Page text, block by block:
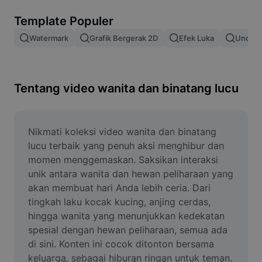
Gabung gambar
Ubah Ukuran Gambar
Pembuat Meme
AI Text Remover
AI People Remover
AI Inpainting
Face Cutout
Template Populer
Watermark Grafik Bergerak 2D Efek Luka Unduh
Tentang video wanita dan binatang lucu
Nikmati koleksi video wanita dan binatang
lucu terbaik yang penuh aksi menghibur dan
momen menggemaskan. Saksikan interaksi
unik antara wanita dan hewan peliharaan yang
akan membuat hari Anda lebih ceria. Dari
tingkah laku kocak kucing, anjing cerdas,
hingga wanita yang menunjukkan kedekatan
spesial dengan hewan peliharaan, semua ada
di sini. Konten ini cocok ditonton bersama
keluarga, sebagai hiburan ringan untuk teman,